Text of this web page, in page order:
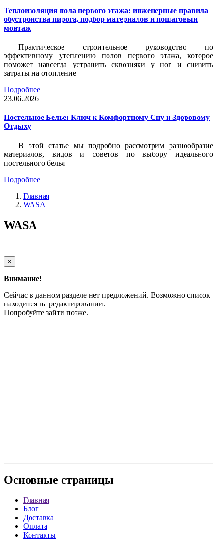
Теплоизоляция пола первого этажа: инженерные правила
обустройства пирога, подбор материалов и пошаговый
монтаж
Практическое строительное руководство по
эффективному утеплению полов первого этажа, которое
поможет навсегда устранить сквозняки у ног и снизить
затраты на отопление.
Подробнее
23.06.2026
Постельное Белье: Ключ к Комфортному Сну и Здоровому
Отдыху
В этой статье мы подробно рассмотрим разнообразие
материалов, видов и советов по выбору идеального
постельного белья
Подробнее
Главная
WASA
WASA
×
Внимание!
Сейчас в данном разделе нет предложений. Возможно список
находится на редактировании.
Попробуйте зайти позже.
Основные страницы
Главная
Блог
Доставка
Оплата
Контакты